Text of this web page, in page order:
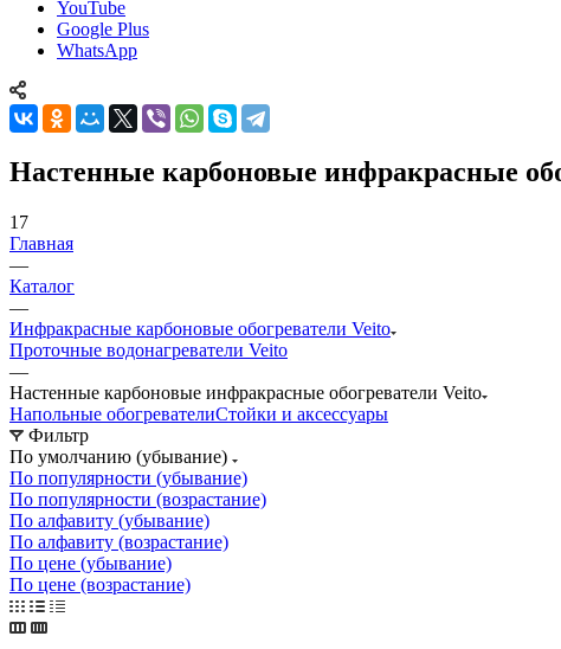
YouTube
Google Plus
WhatsApp
Настенные карбоновые инфракрасные
17
Главная
—
Каталог
—
Инфракрасные карбоновые обогреватели Veito
Проточные водонагреватели Veito
—
Настенные карбоновые инфракрасные обогреватели Veito
Напольные обогревателиСтойки и аксессуары
Фильтр
По умолчанию (убывание)
По популярности (убывание)
По популярности (возрастание)
По алфавиту (убывание)
По алфавиту (возрастание)
По цене (убывание)
По цене (возрастание)